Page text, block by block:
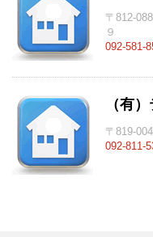
〒812-
９
092-581-
（有
〒819-
092-811-